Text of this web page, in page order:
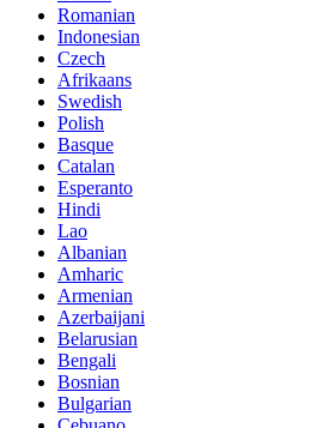
Romanian
Indonesian
Czech
Afrikaans
Swedish
Polish
Basque
Catalan
Esperanto
Hindi
Lao
Albanian
Amharic
Armenian
Azerbaijani
Belarusian
Bengali
Bosnian
Bulgarian